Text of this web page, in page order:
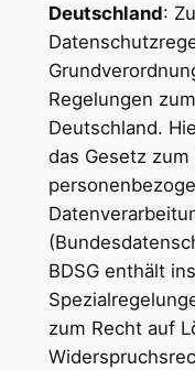
Deutschland:
Regelungen
Deutschland.
das Gesetz
BDSG enthält
zum Recht auf